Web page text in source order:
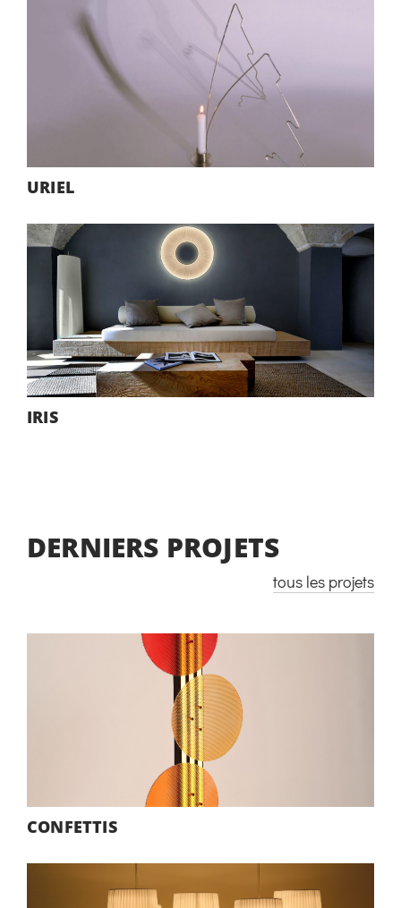
URIEL
IRIS
DERNIERS PROJETS
tous les projets
CONFETTIS